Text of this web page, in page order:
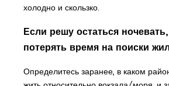
холодно и скользко.
Если решу остаться
потерять время на поиски
Определитесь заранее, в каком